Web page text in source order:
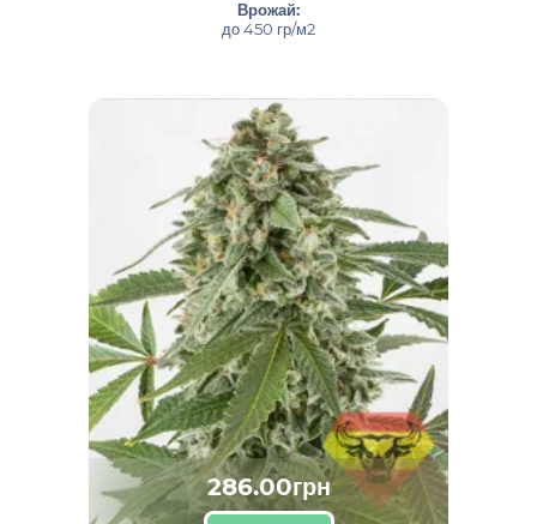
Врожай:
до 450 гр/м2
286.00грн